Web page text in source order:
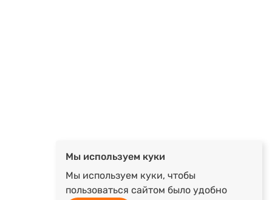
Мы используем куки
Мы используем куки, чтобы
пользоваться сайтом было удобно